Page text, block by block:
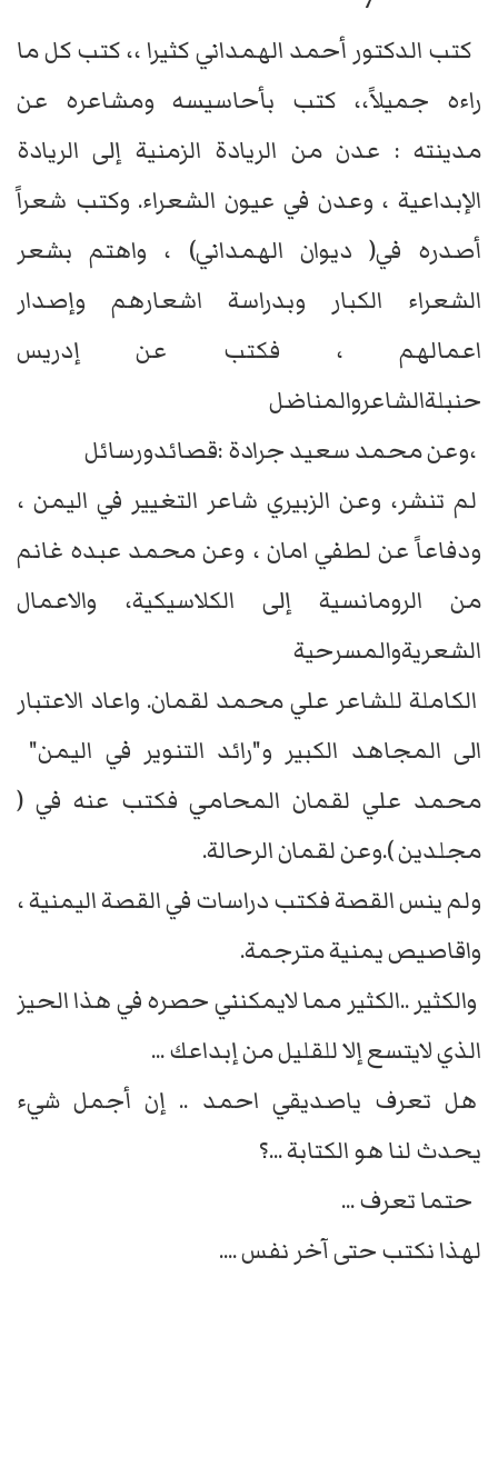
كتب الدكتور أحمد الهمداني كثيرا ،، كتب كل ما
راءه جميلاً،، كتب بأحاسيسه ومشاعره عن
مدينته : عدن من الريادة الزمنية إلى الريادة
الإبداعية ، وعدن في عيون الشعراء. وكتب شعراً
أصدره في( ديوان الهمداني) ، واهتم بشعر
الشعراء الكبار وبدراسة اشعارهم وإصدار
اعمالهم ، فكتب عن إدريس
حنبلةالشاعروالمناضل
،وعن محمد سعيد جرادة :قصائدورسائل
لم تنشر، وعن الزبيري شاعر التغيير في اليمن ،
ودفاعاً عن لطفي امان ، وعن محمد عبده غانم
من الرومانسية إلى الكلاسيكية، والاعمال
الشعريةوالمسرحية
الكاملة للشاعر علي محمد لقمان. واعاد الاعتبار
الى المجاهد الكبير و"رائد التنوير في اليمن"
محمد علي لقمان المحامي فكتب عنه في (
مجلدين ).وعن لقمان الرحالة.
ولم ينس القصة فكتب دراسات في القصة اليمنية ،
واقاصيص يمنية مترجمة.
والكثير ..الكثير مما لايمكنني حصره في هذا الحيز
الذي لايتسع إلا للقليل من إبداعك ...
هل تعرف ياصديقي احمد .. إن أجمل شيء
يحدث لنا هو الكتابة ...؟
حتما تعرف ...
لهذا نكتب حتى آخر نفس ....